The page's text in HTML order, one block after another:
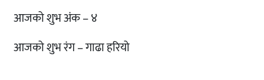
आजको शुभ अंक – ४
आजको शुभ रंग – गाढा हरियो